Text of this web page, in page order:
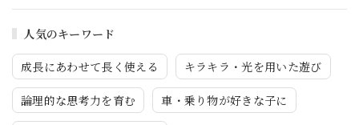
人気のキーワード
成長にあわせて長く使える キラキラ・光を用いた遊び
論理的な思考力を育む 車・乗り物が好きな子に